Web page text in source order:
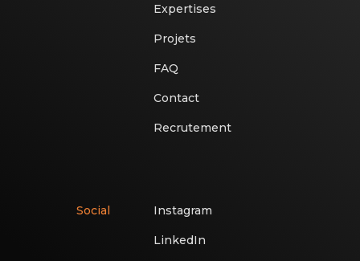
Expertises
Projets
FAQ
Contact
Recrutement
Social Instagram
LinkedIn